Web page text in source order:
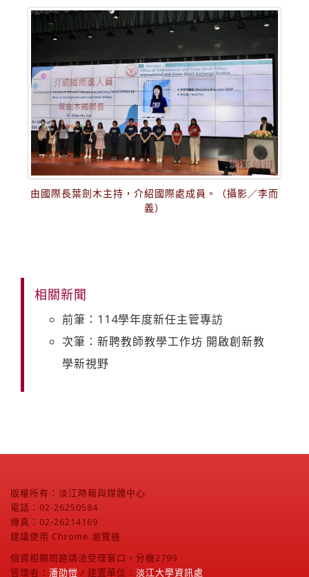
由國際長葉劍木主持，介紹國際處成員。（攝影／李而
義）
相關新聞
前筆：114學年度新任主管專訪
次筆：新聘教師教學工作坊 開啟創新教
學新視野
版權所有：淡江時報與媒體中心
電話：02-26250584
傳真：02-26214169
建議使用 Chrome 瀏覽器
個資相關問題請洽受理窗口，分機2799
管理者： 潘劭愷 / 建置單位： 淡江大學資訊處